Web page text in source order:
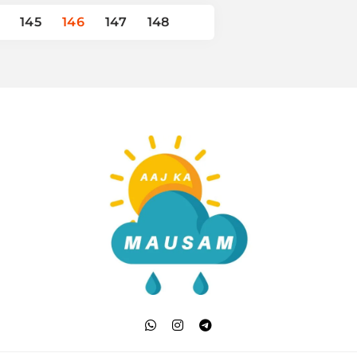
145 146 147 148
Aaj Ka Mausam | आज